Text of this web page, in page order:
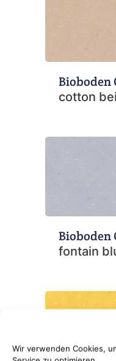
Wir verwenden Cookies,
Bioboden
cotton
Bioboden
fontain